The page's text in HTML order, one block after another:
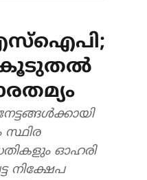
എസ്ഐപി;
കൂടുതൽ
ഓഹരി
നിക്ഷേപ